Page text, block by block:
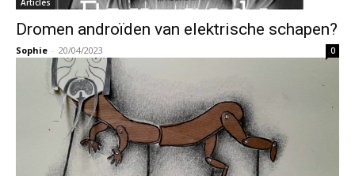
Articles
Dromen androïden van elektrische schapen?
Sophie - 20/04/2023 0